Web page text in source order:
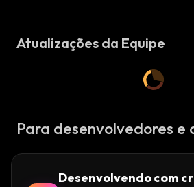
Atualizações da Equipe
Para desenvolvedores e
Desenvolvendo com